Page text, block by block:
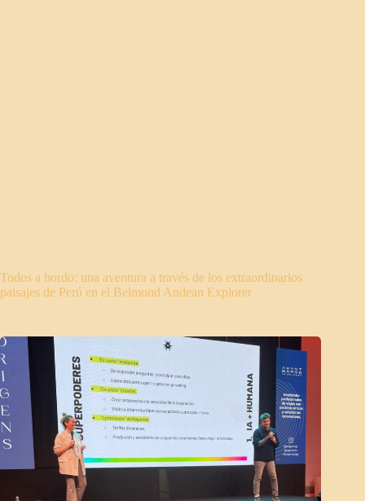
Todos a bordo: una aventura a través de los extraordinarios
paisajes de Perú en el Belmond Andean Explorer